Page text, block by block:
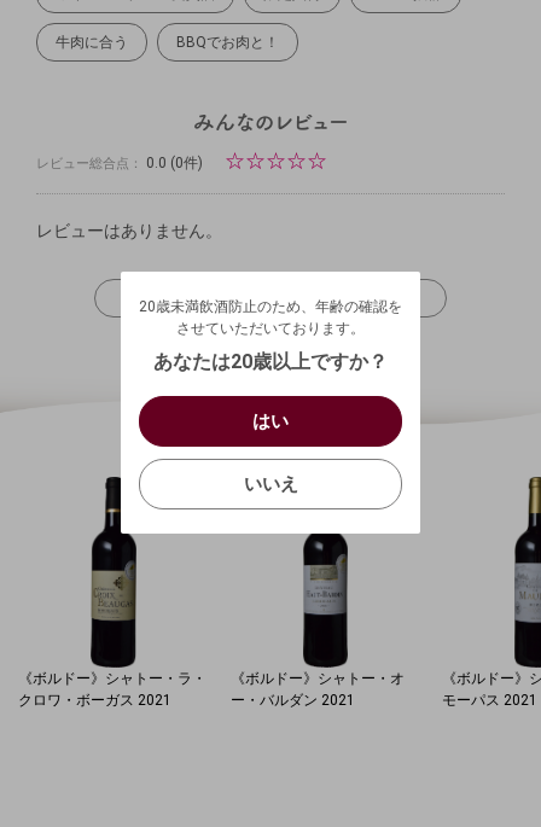
お買い物を続ける カートへ進む
牛肉に合う BBQでお肉と！
レビュー総合点： 0.0 (0件) ☆☆☆☆☆
レビューはありません。
レビューを投稿
《ボルドー》シャトー・ラ・
クロワ・ボーガス 2021
《ボルドー》シャトー・オ
ー・バルダン 2021
《ボルドー》
モーパス 2021
20歳未満飲酒防止のため、年齢の確認を
させていただいております。
あなたは20歳以上ですか？
はい
いいえ
生年月日を入力してください。
西暦
/
確認する
ログアウトします。よろしいですか？